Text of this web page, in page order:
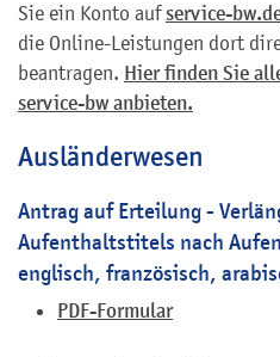
Sie ein Konto aufservice-
die Online-Leistungen dort
beantragen. Hier finden Sie
service-bw anbieten.
Ausländerwesen
Antrag auf Erteilung -
Aufenthaltstitels nach
englisch, französisch,
PDF-Formular